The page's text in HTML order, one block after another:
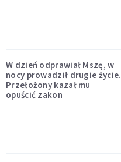
W dzień odprawiał Mszę, w
nocy prowadził drugie życie.
Przełożony kazał mu
opuścić zakon